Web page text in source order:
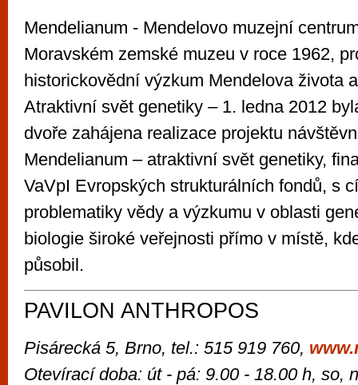
Mendelianum - Mendelovo muzejní
Moravském zemské muzeu v roce 1962,
historickovědní výzkum Mendelova života
Atraktivní svět genetiky – 1. ledna 2012
dvoře zahájena realizace projektu
Mendelianum – atraktivní svět genetiky,
VaVpI Evropských strukturálních fondů, s
problematiky vědy a výzkumu v oblasti
biologie široké veřejnosti přímo v místě,
působil.
PAVILON ANTHROPOS
Pisárecká 5, Brno, tel.: 515 919 760,
Otevírací doba: út - pá: 9.00 - 18.00 h, so,